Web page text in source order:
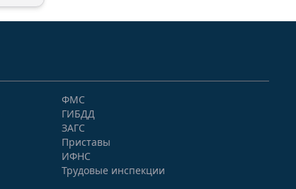
ФМС
ГИБДД
ЗАГС
Приставы
ИФНС
Трудовые инспекции